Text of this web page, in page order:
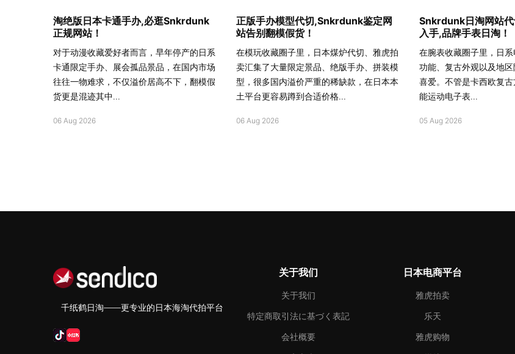
淘绝版日本卡通手办,必逛Snkrdunk
正规网站！
对于动漫收藏爱好者而言，早年停产的日系
卡通限定手办、展会孤品景品，在国内市场
往往一物难求，不仅溢价居高不下，翻模假
货更是混迹其中...
06 Aug 2026
正版手办模型代切,Snkrdunk鉴定网
站告别翻模假货！
在模玩收藏圈子里，日本煤炉代切、雅虎拍
卖汇集了大量限定景品、绝版手办、拼装模
型，很多国内溢价严重的稀缺款，在日本本
土平台更容易蹲到合适价格...
06 Aug 2026
Snkrdunk日淘网站
入手,品牌手表日淘！
在腕表收藏圈子里，日
功能、复古外观以及地
喜爱。不管是卡西欧复
能运动电子表...
05 Aug 2026
千纸鹤日淘——更专业的日本海淘代拍平台
关于我们
关于我们
特定商取引法に基づく表記
会社概要
日本电商平台
雅虎拍卖
乐天
雅虎购物